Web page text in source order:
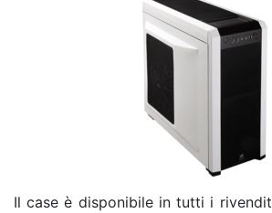
Il case è disponibile in tutti i